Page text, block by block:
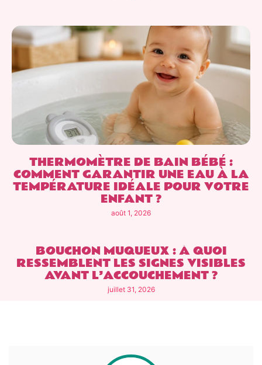
THERMOMÈTRE DE BAIN BÉBÉ :
COMMENT GARANTIR UNE EAU À LA
TEMPÉRATURE IDÉALE POUR VOTRE
ENFANT ?
août 1, 2026
BOUCHON MUQUEUX : À QUOI
RESSEMBLENT LES SIGNES VISIBLES
AVANT L’ACCOUCHEMENT ?
juillet 31, 2026